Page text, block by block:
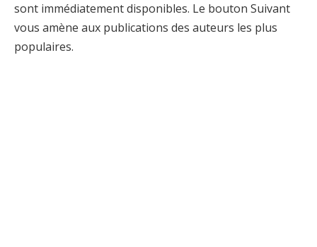
sont immédiatement disponibles. Le bouton Suivant
vous amène aux publications des auteurs les plus
populaires.